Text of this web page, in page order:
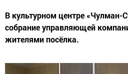
В культурном центре «Чулман-
собрание управляющей
жителями посёлка.